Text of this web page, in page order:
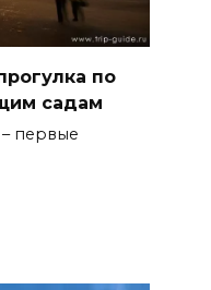
по
садам
первые